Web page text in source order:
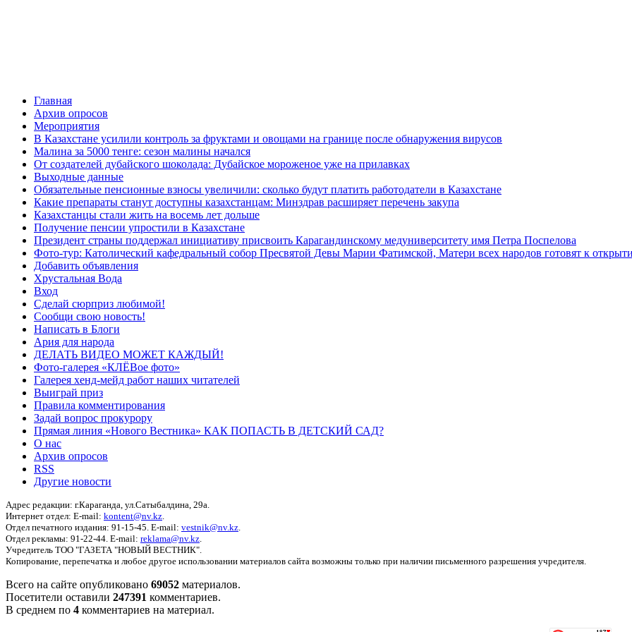
Главная
Архив опросов
Мероприятия
В Казахстане усилили контроль за фруктами и овощами на границе после обнаружения вирусов
Малина за 5000 тенге: сезон малины начался
От создателей дубайского шоколада: Дубайское мороженое уже на прилавках
Выходные данные
Обязательные пенсионные взносы увеличили: сколько будут платить работодатели в Казахстане
Какие препараты станут доступны казахстанцам: Минздрав расширяет перечень закупа
Казахстанцы стали жить на восемь лет дольше
Получение пенсии упростили в Казахстане
Президент страны поддержал инициативу присвоить Карагандинскому медуниверситету имя Петра Поспелова
Фото-тур: Католический кафедральный собор Пресвятой Девы Марии Фатимской, Матери всех народов готовят к
Добавить объявления
Хрустальная Вода
Вход
Сделай сюрприз любимой!
Сообщи свою новость!
Написать в Блоги
Ария для народа
ДЕЛАТЬ ВИДЕО МОЖЕТ КАЖДЫЙ!
Фото-галерея «КЛЁВое фото»
Галерея хенд-мейд работ наших читателей
Выиграй приз
Правила комментирования
Задай вопрос прокурору
Прямая линия «Нового Вестника» КАК ПОПАСТЬ В ДЕТСКИЙ САД?
О нас
Архив опросов
RSS
Другие новости
Адрес редакции: г.Караганда, ул.Сатыбалдина, 29а.
Интернет отдел: E-mail: kontent@nv.kz
Отдел печатного издания: 91-15-45. E-mail: vestnik@nv.kz
Отдел рекламы: 91-22-44. E-mail: reklama@nv.kz
Учредитель ТОО "ГАЗЕТА "НОВЫЙ ВЕСТНИК".
Копирование, перепечатка и любое другое использовании материалов сайта возможны только при наличии письменного разрешения учредителя.
Всего на сайте опубликовано 69052 материалов.
Посетители оставили 247391 комментариев.
В среднем по 4 комментариев на материал.